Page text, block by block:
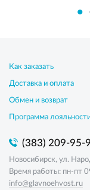
Как заказать
Доставка и оплата
Обмен и возврат
Программа
(383) 209-95-
Новосибирск, ул.
Время работы: пн-пт
info@glavnoehvost.ru